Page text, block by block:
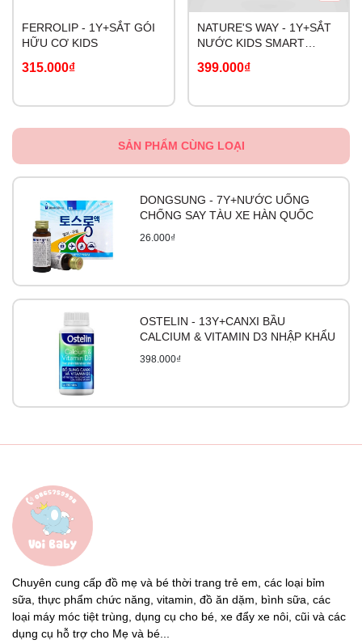
FERROLIP - 1Y+SẮT GÓI
HỮU CƠ KIDS
315.000₫
NATURE'S WAY - 1Y+SẮT
NƯỚC KIDS SMART
399.000₫
SẢN PHẨM CÙNG LOẠI
DONGSUNG - 7Y+NƯỚC UỐNG
CHỐNG SAY TÀU XE HÀN QUỐC
26.000₫
OSTELIN - 13Y+CANXI BẦU
CALCIUM & VITAMIN D3 NHẬP KHẨU
398.000₫
Chuyên cung cấp đồ mẹ và bé thời trang trẻ em, các loại bỉm
sữa, thực phẩm chức năng, vitamin, đồ ăn dặm, bình sữa, các
loại máy móc tiệt trùng, dụng cụ cho bé, xe đẩy xe nôi, cũi và các
dụng cụ hỗ trợ cho Mẹ và bé...